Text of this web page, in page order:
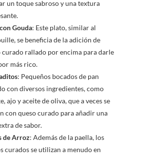
un toque sabroso y una textura
Gouda: Este plato, similar al
se beneficia de la adición de
curado rallado por encima para darle
más rico.
: Pequeños bocados de pan
con diversos ingredientes, como
ajo y aceite de oliva, que a veces se
con queso curado para añadir una
de sabor.
de Arroz: Además de la paella, los
curados se utilizan a menudo en